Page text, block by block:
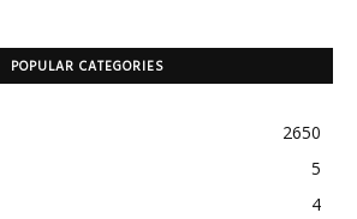
POPULAR CATEGORIES
2650
5
4